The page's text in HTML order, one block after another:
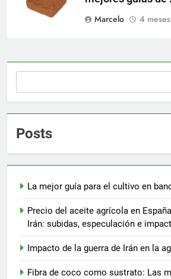
Marcelo
4
Posts
La mejor guía para el cultivo en
Precio del aceite agrícola en
Irán: subidas, especulación e
Impacto de la guerra de Irán en la
Fibra de coco como sustrato: Las